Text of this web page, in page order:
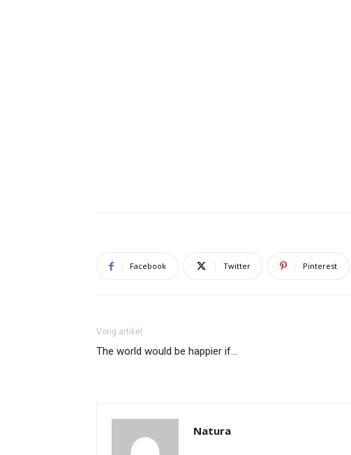
Facebook Twitter Pinterest
Vorig artikel
The world would be happier if…
Natura